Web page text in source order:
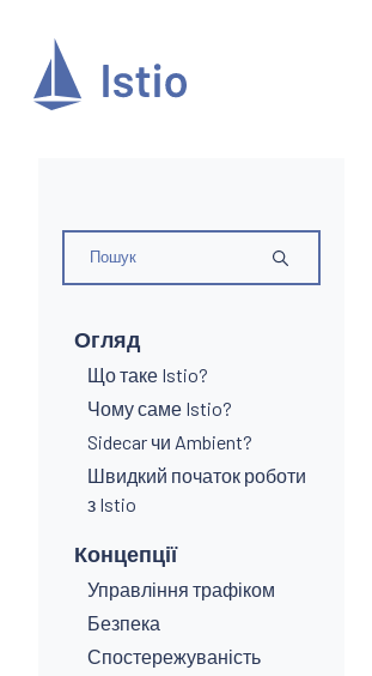
Огляд
Що таке Istio?
Чому саме Istio?
Sidecar чи Ambient?
Швидкий початок роботи
з Istio
Концепції
Управління трафіком
Безпека
Спостережуваність